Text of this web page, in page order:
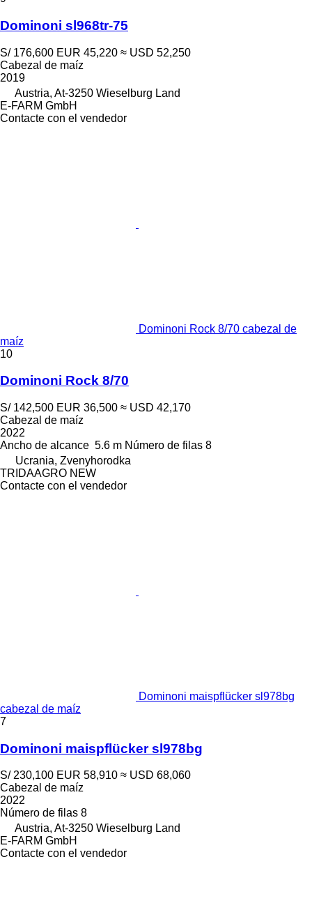
Dominoni sl968tr-75
S/ 176,600 EUR 45,220 ≈ USD 52,250
Cabezal de maíz
2019
Austria, At-3250 Wieselburg Land
E-FARM GmbH
Contacte con el vendedor
Dominoni Rock 8/70 cabezal de
maíz
10
Dominoni Rock 8/70
S/ 142,500 EUR 36,500 ≈ USD 42,170
Cabezal de maíz
2022
Ancho de alcance 5.6 m Número de filas 8
Ucrania, Zvenyhorodka
TRIDAAGRO NEW
Contacte con el vendedor
Dominoni maispflücker sl978bg
cabezal de maíz
7
Dominoni maispflücker sl978bg
S/ 230,100 EUR 58,910 ≈ USD 68,060
Cabezal de maíz
2022
Número de filas 8
Austria, At-3250 Wieselburg Land
E-FARM GmbH
Contacte con el vendedor